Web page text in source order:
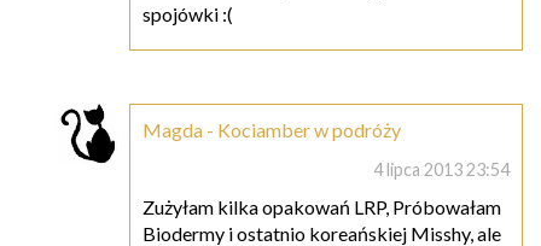
spojówki :(
Magda - Kociamber w podróży
4 lipca 2013 23:54
Zużyłam kilka opakowań LRP, Próbowałam
Biodermy i ostatnio koreańskiej Misshy, ale